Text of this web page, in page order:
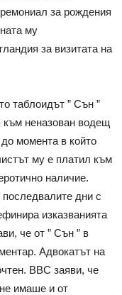
за рождения
му
за визитата на
таблоидът ” Сън ”
към неназован водещ
момента в който
му е платил към
наличие.
последвалите дни с
изказванията
че от ” Сън ” в
Адвокатът на
BBC заяви, че
имаше и от